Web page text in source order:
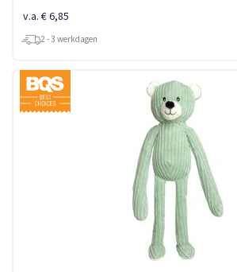
v.a. € 6,85
2 - 3 werkdagen